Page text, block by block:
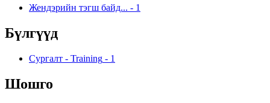
Жендэрийн тэгш байд... - 1
Бүлгүүд
Сургалт - Training - 1
Шошго